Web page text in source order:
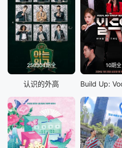
250304期全
认识的外高
10期全